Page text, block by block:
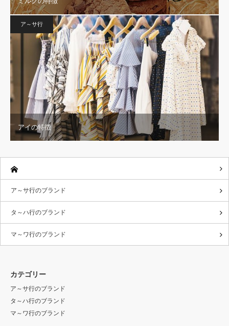
ア～サ行
アイの特徴
ア～サ行のブランド
タ～ハ行のブランド
マ～ワ行のブランド
カテゴリー
ア～サ行のブランド
タ～ハ行のブランド
マ～ワ行のブランド